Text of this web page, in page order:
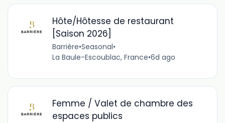
Hôte/Hôtesse de restaurant
[Saison 2026]
Barrière•Seasonal•
La Baule-Escoublac, France•6d ago
Femme / Valet de chambre des
espaces publics